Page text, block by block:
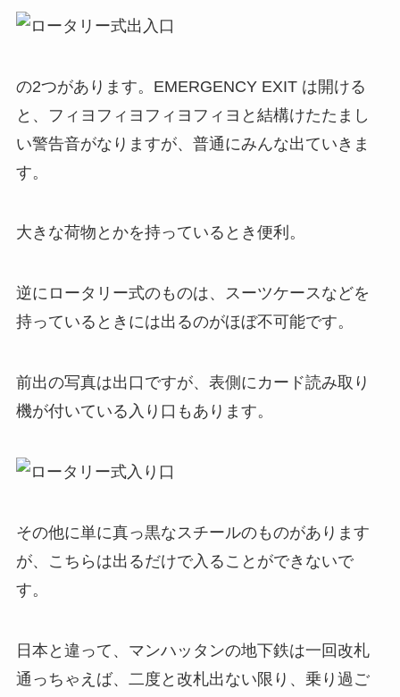
の2つがあります。EMERGENCY EXIT は開ける
と、フィヨフィヨフィヨフィヨと結構けたたまし
い警告音がなりますが、普通にみんな出ていきま
す。
大きな荷物とかを持っているとき便利。
逆にロータリー式のものは、スーツケースなどを
持っているときには出るのがほぼ不可能です。
前出の写真は出口ですが、表側にカード読み取り
機が付いている入り口もあります。
その他に単に真っ黒なスチールのものがあります
が、こちらは出るだけで入ることができないで
す。
日本と違って、マンハッタンの地下鉄は一回改札
通っちゃえば、二度と改札出ない限り、乗り過ご